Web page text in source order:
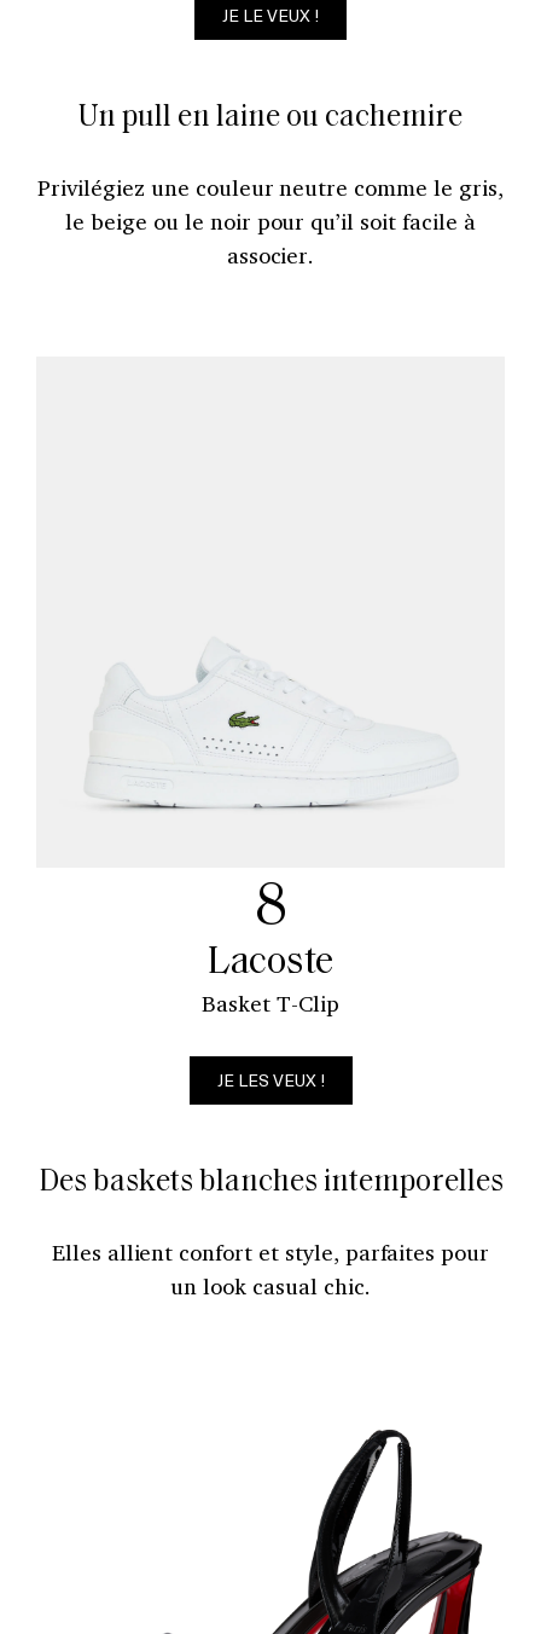
JE LE VEUX !
Un pull en laine ou cachemire
Privilégiez une couleur neutre comme le gris,
le beige ou le noir pour qu’il soit facile à
associer.
8
Lacoste
Basket T-Clip
JE LES VEUX !
Des baskets blanches intemporelles
Elles allient confort et style, parfaites pour
un look casual chic.